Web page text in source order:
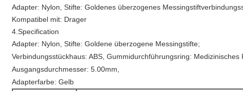
Adapter: Nylon, Stifte: Goldenes überzogenes
Kompatibel mit: Drager
4.Specification
Adapter: Nylon, Stifte: Goldene überzogene Messingstifte;
Verbindungsstückhaus: ABS, Gummidurchführungsring:
Ausgangsdurchmesser: 5.00mm,
Adapterfarbe: Gelb